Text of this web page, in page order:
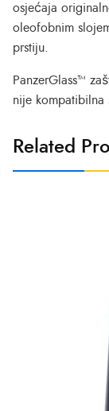
osjećaja
oleofobnim
prstiju.
PanzerGlass™
nije kompatibilna
Related